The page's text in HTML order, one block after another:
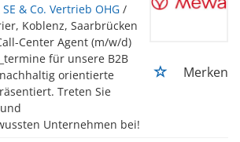
SE & Co. Vertrieb OHG /
Koblenz, Saarbrücken
Center Agent (m/w/d)
für unsere B2B
orientierte
Treten Sie
Unternehmen bei!
Merken